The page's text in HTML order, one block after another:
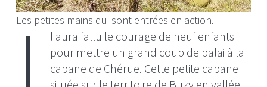
Les petites mains qui sont entrées en action.
l aura fallu le courage de neuf enfants
pour mettre un grand coup de balai à la
cabane de Chérue. Cette petite cabane